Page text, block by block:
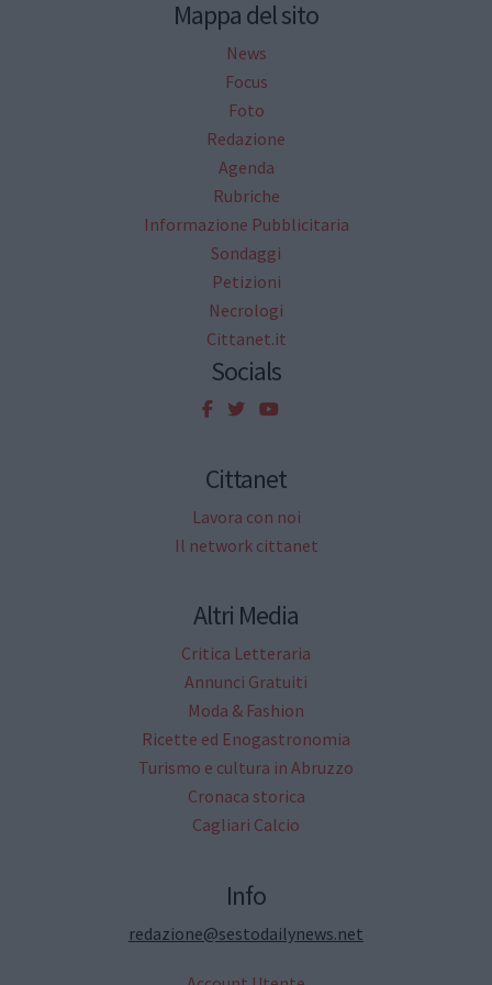
Mappa del sito
News
Focus
Foto
Redazione
Agenda
Rubriche
Informazione Pubblicitaria
Sondaggi
Petizioni
Necrologi
Cittanet.it
Socials
Cittanet
Lavora con noi
Il network cittanet
Altri Media
Critica Letteraria
Annunci Gratuiti
Moda & Fashion
Ricette ed Enogastronomia
Turismo e cultura in Abruzzo
Cronaca storica
Cagliari Calcio
Info
redazione@sestodailynews.net